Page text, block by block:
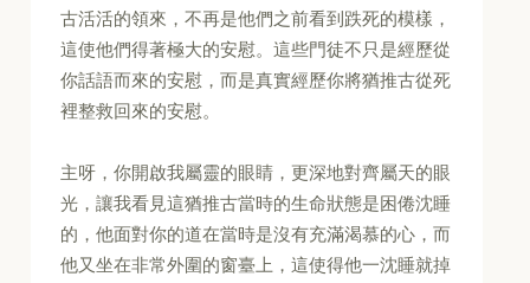
古活活的領來，不再是他們之前看到跌死的模樣，
這使他們得著極大的安慰。這些門徒不只是經歷從
你話語而來的安慰，而是真實經歷你將猶推古從死
裡整救回來的安慰。
主呀，你開啟我屬靈的眼睛，更深地對齊屬天的眼
光，讓我看見這猶推古當時的生命狀態是困倦沈睡
的，他面對你的道在當時是沒有充滿渴慕的心，而
他又坐在非常外圍的窗臺上，這使得他一沈睡就掉